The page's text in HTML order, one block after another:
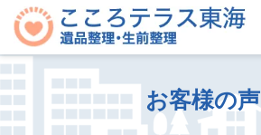
お客様の声